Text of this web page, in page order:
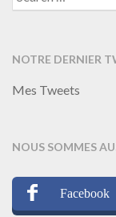
for:
NOTRE DERNIER
Mes Tweets
NOUS SOMMES
Facebook